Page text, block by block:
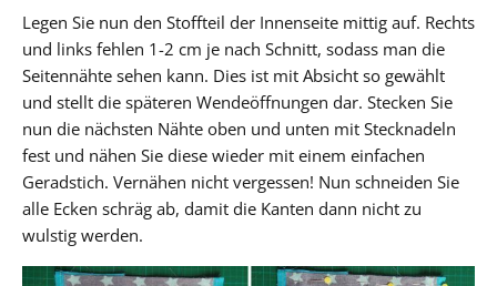
Legen Sie nun den Stoffteil der Innenseite mittig auf. Rechts
und links fehlen 1-2 cm je nach Schnitt, sodass man die
Seitennähte sehen kann. Dies ist mit Absicht so gewählt
und stellt die späteren Wendeöffnungen dar. Stecken Sie
nun die nächsten Nähte oben und unten mit Stecknadeln
fest und nähen Sie diese wieder mit einem einfachen
Geradstich. Vernähen nicht vergessen! Nun schneiden Sie
alle Ecken schräg ab, damit die Kanten dann nicht zu
wulstig werden.